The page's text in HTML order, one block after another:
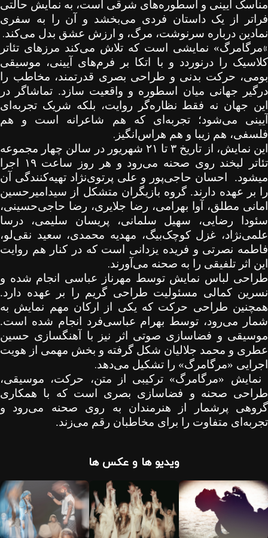
مناسک آیینی و اسطوره‌های شرقی است، به نمایش حالتی
فراتر از یک داستان فردی می‌بخشد و آن را به سفری
نمادین درباره سرنوشت، مرگ، و ارزش عشق بدل می‌کند.
«مرگامرگ» نمایشی است که تلاش می‌کند مرزهای تئاتر
کلاسیک را درنوردد و با اتکا بر فرم‌های آیینی، موسیقی
بومی، حرکت بدنی و طراحی بصری قدرتمند، مخاطب را
درگیر جهانی میان اسطوره و واقعیت سازد. تماشاگر در
این جهان نه فقط نظاره‌گر روایت، بلکه شریک تجربه‌ای
آیینی می‌شود؛ تجربه‌ای که هم شاعرانه است و هم
فلسفی، هم زیبا و هم هراس‌انگیز .
این نمایش، از تاریخ ۳تا ۲۱ شهریور در سالن چهار مجموعه
تئاتر لبخند روی صحنه می‌رود و هر روز ساعت۱۹
اجرا
میشود.
احسان حاجی‌پور و علی پرتوی‌نژاد تهیه‌کنندگی آن
را بر عهده دارند. گروه بازیگران متشکل از سیدامیرحسین
امانی مطلق، آوا بهرامی، رضا جلایری، رضا حاجی‌حسینی،
سئودا رضایی، سهیل سلمانی، پریسان سلیمی، درسا
علمی‌نژاد، غزل کوچک‌بیگ، مهدیه محمدی، سعید نقی‌لو،
فاطمه نصرتی و فریده یزدانی است که در کنار هم روایت
این اثر تلفیقی را به صحنه می‌آورند.
طراحی لباس نمایش توسط مهرناز عباسی انجام شده و
نسرین کمالی مسئولیت طراحی گریم را بر عهده دارد.
همچنین طراحی حرکت که یکی از ارکان مهم نمایش به
شمار می‌رود، توسط بهرام عباسی‌فرد انجام شده است.
موسیقی و فضاسازی صوتی اثر نیز با آهنگسازی حسین
عطری و محمد جلالیان شکل گرفته و بخش مهمی از هویت
اجرایی «مرگامرگ» را تشکیل می‌دهد.
نمایش «مرگامرگ» ترکیبی از متن، حرکت، موسیقی،
طراحی صحنه و فضاسازی بصری است که با همکاری
گروهی پرشمار از هنرمندان به روی صحنه می‌رود و
تجربه‌ای متفاوت را برای مخاطبان رقم می‌زند.
ویدیو ها و عکس ها